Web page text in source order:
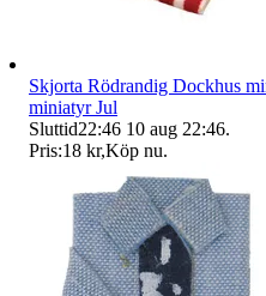
Skjorta Rödrandig Dockhus
miniatyr Jul
Sluttid22:46 10 aug 22:46.
Pris:18 kr,Köp nu.